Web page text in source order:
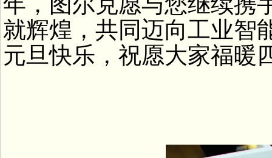
就辉煌，共同迈向工业智
元旦快乐，祝愿大家福暖